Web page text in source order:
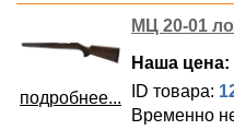
подробнее...
МЦ 20-01
Наша цена:
ID товара:
Временно